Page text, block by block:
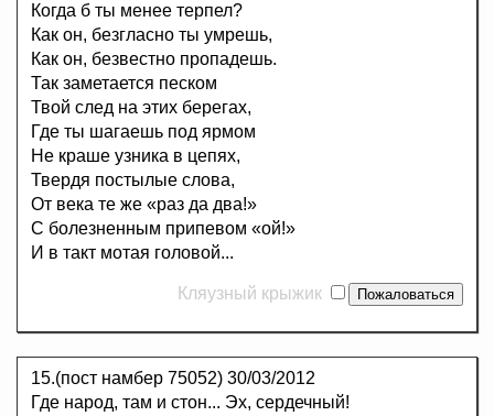
Когда б ты менее терпел?
Как он, безгласно ты умрешь,
Как он, безвестно пропадешь.
Так заметается песком
Твой след на этих берегах,
Где ты шагаешь под ярмом
Не краше узника в цепях,
Твердя постылые слова,
От века те же «раз да два!»
С болезненным припевом «ой!»
И в такт мотая головой...
Кляузный крыжик
15.(пост намбер 75052) 30/03/2012
Где народ, там и стон... Эх, сердечный!